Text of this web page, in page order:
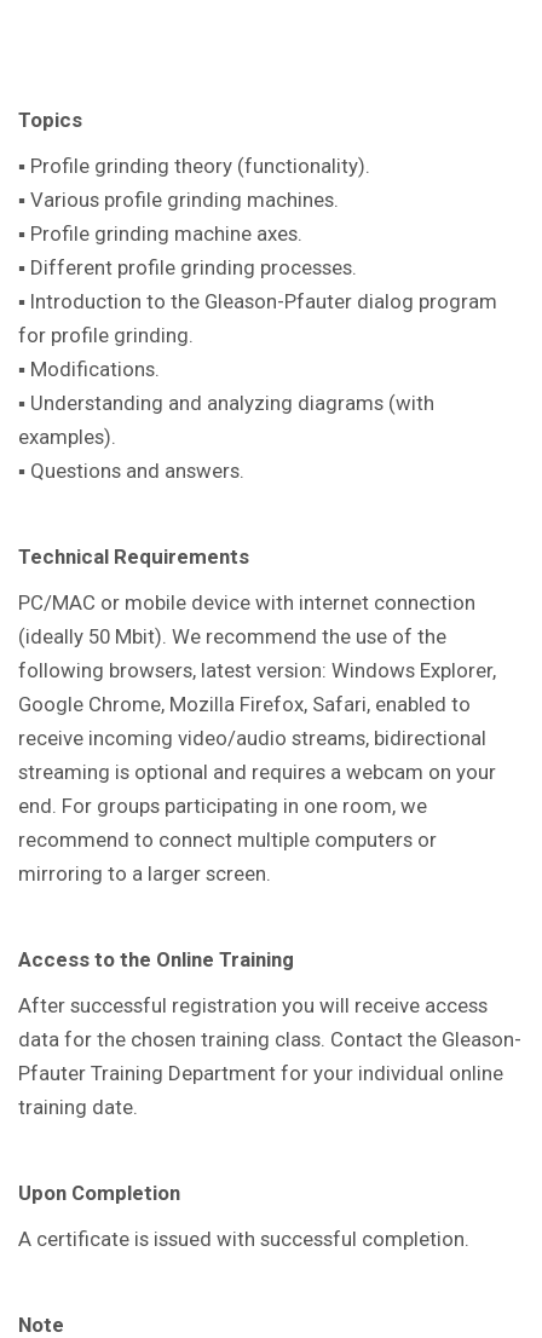
Topics
▪ Profile grinding theory (functionality).
▪ Various profile grinding machines.
▪ Profile grinding machine axes.
▪ Different profile grinding processes.
▪ Introduction to the Gleason-Pfauter dialog program
for profile grinding.
▪ Modifications.
▪ Understanding and analyzing diagrams (with
examples).
▪ Questions and answers.
Technical Requirements
PC/MAC or mobile device with internet connection
(ideally 50 Mbit). We recommend the use of the
following browsers, latest version: Windows Explorer,
Google Chrome, Mozilla Firefox, Safari, enabled to
receive incoming video/audio streams, bidirectional
streaming is optional and requires a webcam on your
end. For groups participating in one room, we
recommend to connect multiple computers or
mirroring to a larger screen.
Access to the Online Training
After successful registration you will receive access
data for the chosen training class. Contact the Gleason-
Pfauter Training Department for your individual online
training date.
Upon Completion
A certificate is issued with successful completion.
Note